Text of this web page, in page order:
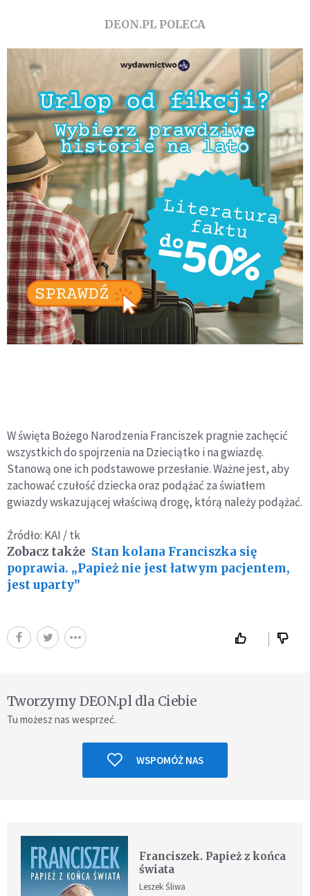
DEON.PL POLECA
W święta Bożego Narodzenia Franciszek pragnie zachęcić
wszystkich do spojrzenia na Dzieciątko i na gwiazdę.
Stanową one ich podstawowe przesłanie. Ważne jest, aby
zachować czułość dziecka oraz podążać za światłem
gwiazdy wskazującej właściwą drogę, którą należy podążać.
Źródło: KAI / tk
Zobacz także Stan kolana Franciszka się
poprawia. „Papież nie jest łatwym pacjentem,
jest uparty”
Tworzymy DEON.pl dla Ciebie
Tu możesz nas wesprzeć.
WSPOMÓŻ NAS
Franciszek. Papież z końca
świata
Leszek Śliwa